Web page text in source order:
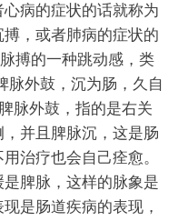
病的症状的话就称为
，或者肺病的症状的
搏的一种跳动感，类
脉外鼓，沉为肠，久自
脾脉外鼓，指的是右关
并且脾脉沉，这是肠
治疗也会自己痊愈。
脾脉，这样的脉象是
是肠道疾病的表现，